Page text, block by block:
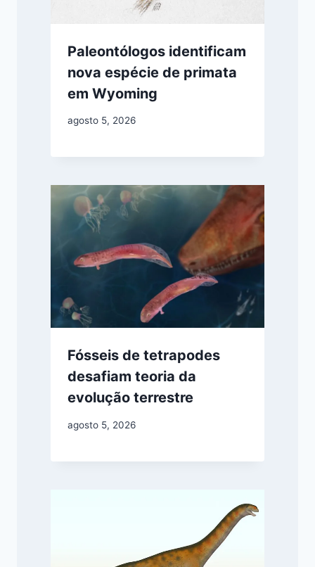
Paleontólogos identificam
nova espécie de primata
em Wyoming
agosto 5, 2026
Fósseis de tetrapodes
desafiam teoria da
evolução terrestre
agosto 5, 2026